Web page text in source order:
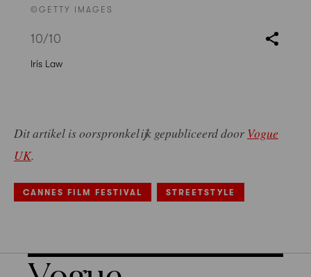
©GETTY IMAGES
10/10
Iris Law
Dit artikel is oorspronkelijk gepubliceerd door Vogue
UK.
CANNES FILM FESTIVAL STREETSTYLE